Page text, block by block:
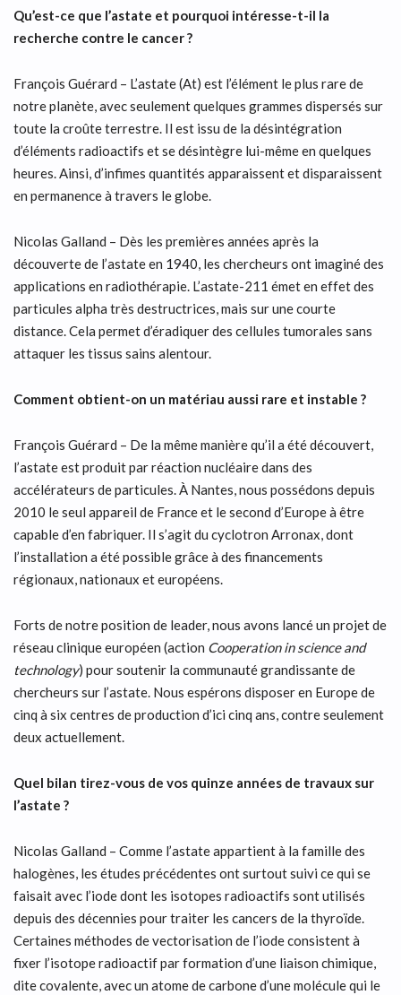
Qu’est-ce que l’astate et pourquoi intéresse-t-il la
recherche contre le cancer ?
François Guérard – L’astate (At) est l’élément le plus rare de
notre planète, avec seulement quelques grammes dispersés sur
toute la croûte terrestre. Il est issu de la désintégration
d’éléments radioactifs et se désintègre lui-même en quelques
heures. Ainsi, d’infimes quantités apparaissent et disparaissent
en permanence à travers le globe.
Nicolas Galland – Dès les premières années après la
découverte de l’astate en 1940, les chercheurs ont imaginé des
applications en radiothérapie. L’astate-211 émet en effet des
particules alpha très destructrices, mais sur une courte
distance. Cela permet d’éradiquer des cellules tumorales sans
attaquer les tissus sains alentour.
Comment obtient-on un matériau aussi rare et instable ?
François Guérard – De la même manière qu’il a été découvert,
l’astate est produit par réaction nucléaire dans des
accélérateurs de particules. À Nantes, nous possédons depuis
2010 le seul appareil de France et le second d’Europe à être
capable d’en fabriquer. Il s’agit du cyclotron Arronax, dont
l’installation a été possible grâce à des financements
régionaux, nationaux et européens.
Forts de notre position de leader, nous avons lancé un projet de
réseau clinique européen (action Cooperation in science and
technology) pour soutenir la communauté grandissante de
chercheurs sur l’astate. Nous espérons disposer en Europe de
cinq à six centres de production d’ici cinq ans, contre seulement
deux actuellement.
Quel bilan tirez-vous de vos quinze années de travaux sur
l’astate ?
Nicolas Galland – Comme l’astate appartient à la famille des
halogènes, les études précédentes ont surtout suivi ce qui se
faisait avec l’iode dont les isotopes radioactifs sont utilisés
depuis des décennies pour traiter les cancers de la thyroïde.
Certaines méthodes de vectorisation de l’iode consistent à
fixer l’isotope radioactif par formation d’une liaison chimique,
dite covalente, avec un atome de carbone d’une molécule qui le